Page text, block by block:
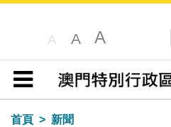
A A A
目錄
首頁
新聞